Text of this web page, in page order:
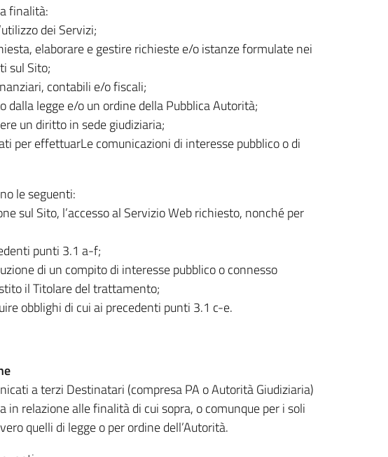
finalità:
dei Servizi;
elaborare e gestire richieste e/o istanze formulate nei
sul Sito;
contabili e/o fiscali;
dalla legge e/o un ordine della Pubblica Autorità;
un diritto in sede giudiziaria;
per effettuarLe comunicazioni di interesse pubblico o di
le seguenti:
sul Sito, l’accesso al Servizio Web richiesto, nonché per
punti 3.1 a-f;
di un compito di interesse pubblico o connesso
il Titolare del trattamento;
obblighi di cui ai precedenti punti 3.1 c-e.
a terzi Destinatari (compresa PA o Autorità Giudiziaria)
relazione alle finalità di cui sopra, o comunque per i soli
quelli di legge o per ordine dell’Autorità.